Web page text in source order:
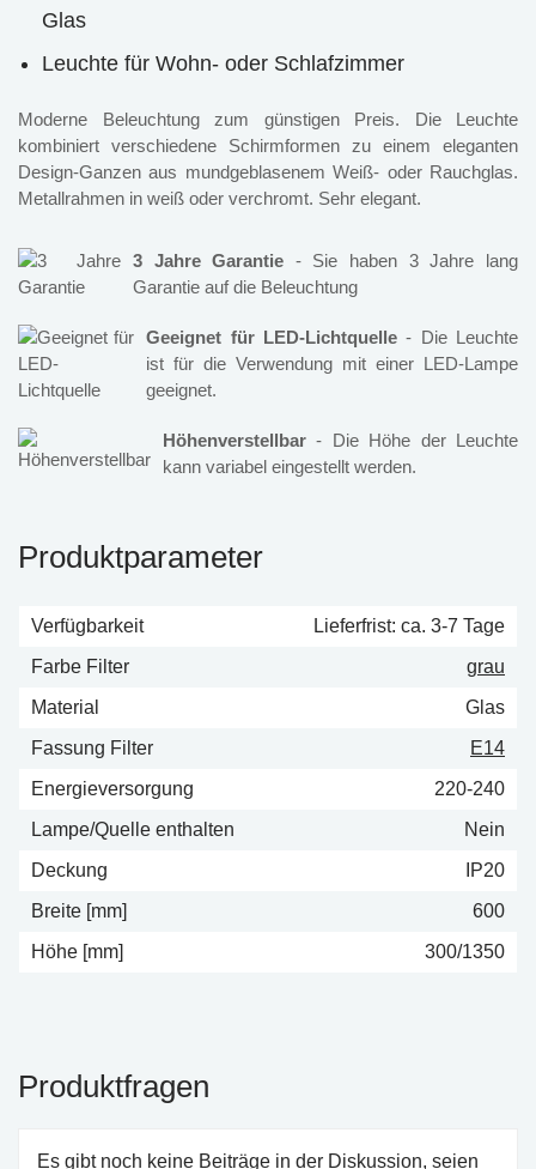
Glas
Leuchte für Wohn- oder Schlafzimmer
Moderne Beleuchtung zum günstigen Preis. Die Leuchte
kombiniert verschiedene Schirmformen zu einem eleganten
Design-Ganzen aus mundgeblasenem Weiß- oder Rauchglas.
Metallrahmen in weiß oder verchromt. Sehr elegant.
3 Jahre Garantie - Sie haben 3 Jahre lang
Garantie auf die Beleuchtung
Geeignet für LED-Lichtquelle - Die Leuchte
ist für die Verwendung mit einer LED-Lampe
geeignet.
Höhenverstellbar - Die Höhe der Leuchte
kann variabel eingestellt werden.
Produktparameter
Verfügbarkeit
Lieferfrist: ca. 3-7 Tage
Farbe Filter
grau
Material
Glas
Fassung Filter
E14
Energieversorgung
220-240
Lampe/Quelle enthalten
Nein
Deckung
IP20
Breite [mm]
600
Höhe [mm]
300/1350
Produktfragen
Es gibt noch keine Beiträge in der Diskussion, seien